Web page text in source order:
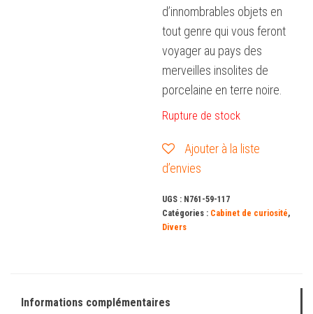
d’innombrables objets en
tout genre qui vous feront
voyager au pays des
merveilles insolites de
porcelaine en terre noire.
Rupture de stock
Ajouter à la liste
d’envies
UGS : N761-59-117
Catégories : Cabinet de curiosité,
Divers
Informations complémentaires